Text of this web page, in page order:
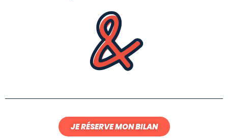
JE RÉSERVE MON BILAN